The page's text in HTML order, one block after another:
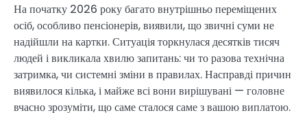
На початку 2026 року багато внутрішньо переміщених
осіб, особливо пенсіонерів, виявили, що звичні суми не
надійшли на картки. Ситуація торкнулася десятків тисяч
людей і викликала хвилю запитань: чи то разова технічна
затримка, чи системні зміни в правилах. Насправді причин
виявилося кілька, і майже всі вони вирішувані — головне
вчасно зрозуміти, що саме сталося саме з вашою виплатою.